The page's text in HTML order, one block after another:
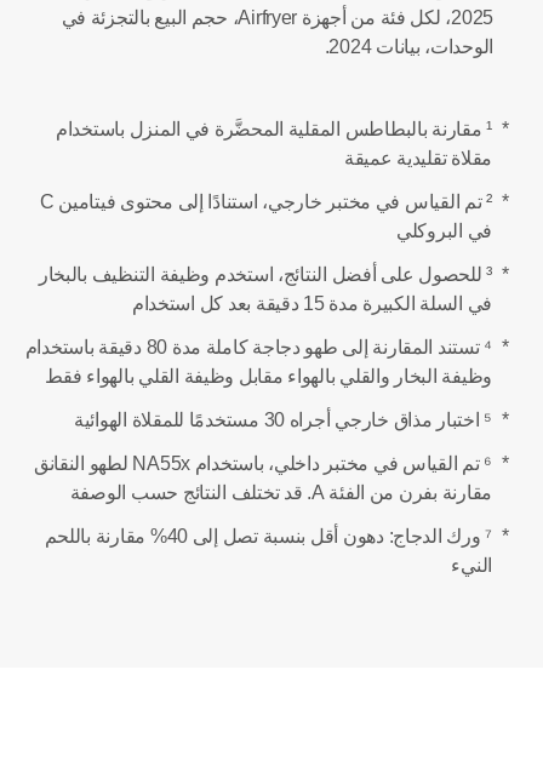
2025، لكل فئة من أجهزة Airfryer، حجم البيع بالتجزئة في
الوحدات، بيانات 2024.
¹ مقارنة بالبطاطس المقلية المحضَّرة في المنزل باستخدام
مقلاة تقليدية عميقة
² تم القياس في مختبر خارجي، استنادًا إلى محتوى فيتامين C
في البروكلي
³ للحصول على أفضل النتائج، استخدم وظيفة التنظيف بالبخار
في السلة الكبيرة مدة 15 دقيقة بعد كل استخدام
⁴ تستند المقارنة إلى طهو دجاجة كاملة مدة 80 دقيقة باستخدام
وظيفة البخار والقلي بالهواء مقابل وظيفة القلي بالهواء فقط
⁵ اختبار مذاق خارجي أجراه 30 مستخدمًا للمقلاة الهوائية
⁶ تم القياس في مختبر داخلي، باستخدام NA55x لطهو النقانق
مقارنة بفرن من الفئة A. قد تختلف النتائج حسب الوصفة
⁷ ورك الدجاج: دهون أقل بنسبة تصل إلى 40% مقارنة باللحم
النيء